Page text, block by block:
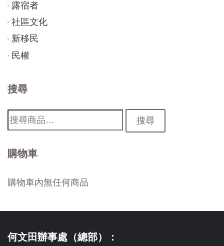
露宿者
社區文化
新移民
民權
搜尋
搜
搜尋
購物車
購物車內無任何商品
何文田辦事處（總部）：